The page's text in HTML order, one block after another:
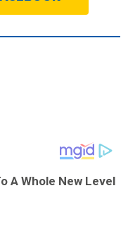
A Whole New Level